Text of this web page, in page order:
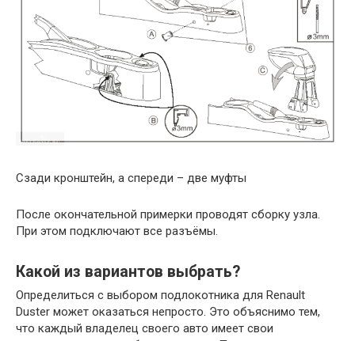
Сзади кронштейн, а спереди – две муфты
После окончательной примерки проводят сборку узла.
При этом подключают все разъёмы.
Какой из вариантов выбрать?
Определиться с выбором подлокотника для Renault
Duster может оказаться непросто. Это объяснимо тем,
что каждый владелец своего авто имеет свои